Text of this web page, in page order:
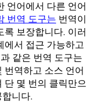
언어에서 다른 언어
번역 도구는 번역이
록 보장합니다. 이러
에서 접근 가능하고
같은 번역 도구는
번역하고 소스 언어
단 몇 번의 클릭만으
니다.